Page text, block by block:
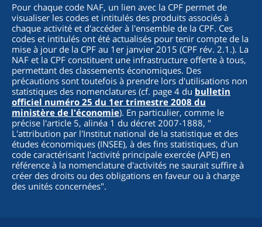
Pour chaque code NAF, un lien avec la CPF permet de
visualiser les codes et intitulés des produits associés à
chaque activité et d'accéder à l'ensemble de la CPF. Ces
codes et intitulés ont été actualisés pour tenir compte de la
mise à jour de la CPF au 1er janvier 2015 (CPF rév. 2.1.). La
NAF et la CPF constituent une infrastructure offerte à tous,
permettant des classements économiques. Des
précautions sont toutefois à prendre lors d'utilisations non
statistiques des nomenclatures (cf. page 4 du bulletin
officiel numéro 25 du 1er trimestre 2008 du
ministère de l'économie). En particulier, comme le
précise l'article 5, alinéa 1 du décret 2007-1888, "
L'attribution par l'Institut national de la statistique et des
études économiques (INSEE), à des fins statistiques, d'un
code caractérisant l'activité principale exercée (APE) en
référence à la nomenclature d'activités ne saurait suffire à
créer des droits ou des obligations en faveur ou à charge
des unités concernées".